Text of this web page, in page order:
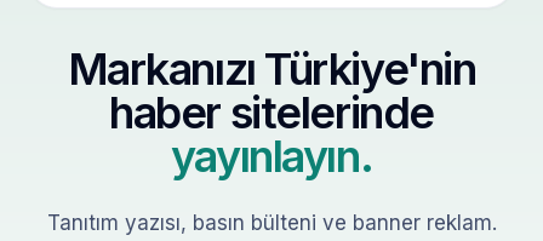
Markanızı Türkiye'nin
haber sitelerinde
yayınlayın.
Tanıtım yazısı, basın bülteni ve banner reklam.